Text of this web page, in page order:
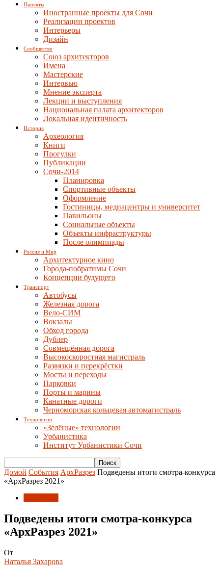
Проекты
Иностранные проекты для Сочи
Реализации проектов
Интерьеры
Дизайн
Сообщество
Союз архитекторов
Имена
Мастерские
Интервью
Мнение эксперта
Лекции и выступления
Национальная палата архитекторов
Локальная идентичность
История
Археология
Книги
Прогулки
Публикации
Сочи-2014
Планировка
Спортивные объекты
Оформление
Гостиницы, медиацентры и университет
Павильоны
Социальные объекты
Объекты инфраструктуры
После олимпиады
Россия и Мир
Архитектурное кино
Города-побратимы Сочи
Концепции будущего
Транспорт
Автобусы
Железная дорога
Вело-СИМ
Вокзалы
Обход города
Дублер
Совмещённая дорога
Высокоскоростная магистраль
Развязки и перекрёстки
Мосты и переходы
Парковки
Порты и марины
Канатные дороги
Черноморская кольцевая автомагистраль
Технологии
«Зелёные» технологии
Урбанистика
Институт Урбанистики Сочи
Домой События АрхРазрез Подведены итоги смотра-конкурса
«АрхРазрез 2021»
Подведены итоги смотра-конкурса
«АрхРазрез 2021»
От
Наталья Захарова